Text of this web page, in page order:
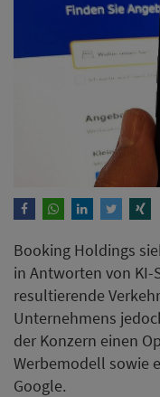
Booking Holdings
in Antworten von KI-
resultierende
Unternehmens
der Konzern einen
Werbemodell sowie
Google.